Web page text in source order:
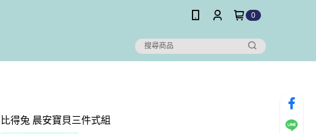
0
比得兔 晨安寶貝三件式組